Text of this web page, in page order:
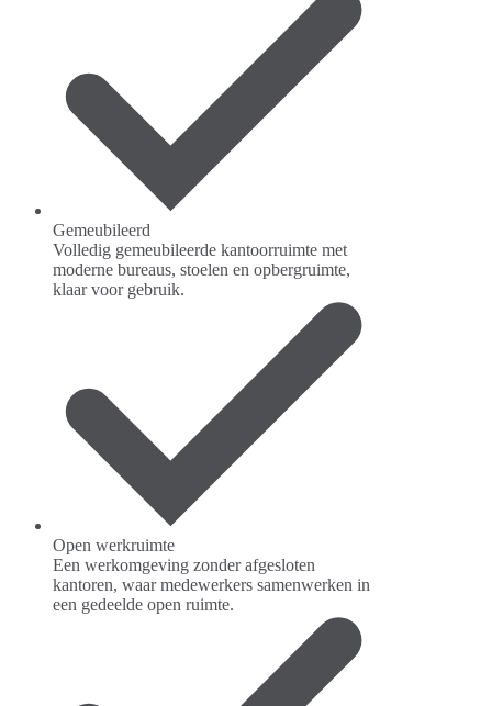
Gemeubileerd
Volledig gemeubileerde kantoorruimte met
moderne bureaus, stoelen en opbergruimte,
klaar voor gebruik.
Open werkruimte
Een werkomgeving zonder afgesloten
kantoren, waar medewerkers samenwerken in
een gedeelde open ruimte.